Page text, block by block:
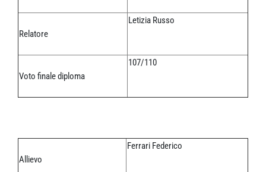
Relatore
Letizia Russo
Voto finale diploma
107/110
Allievo
Ferrari Federico